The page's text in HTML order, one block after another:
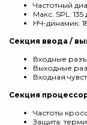
Частотный
Макс. SPL: 135
НЧ-динамик:
Секция ввода /
Входные
Выходные
Входная
Секция
Частоты
Защита: